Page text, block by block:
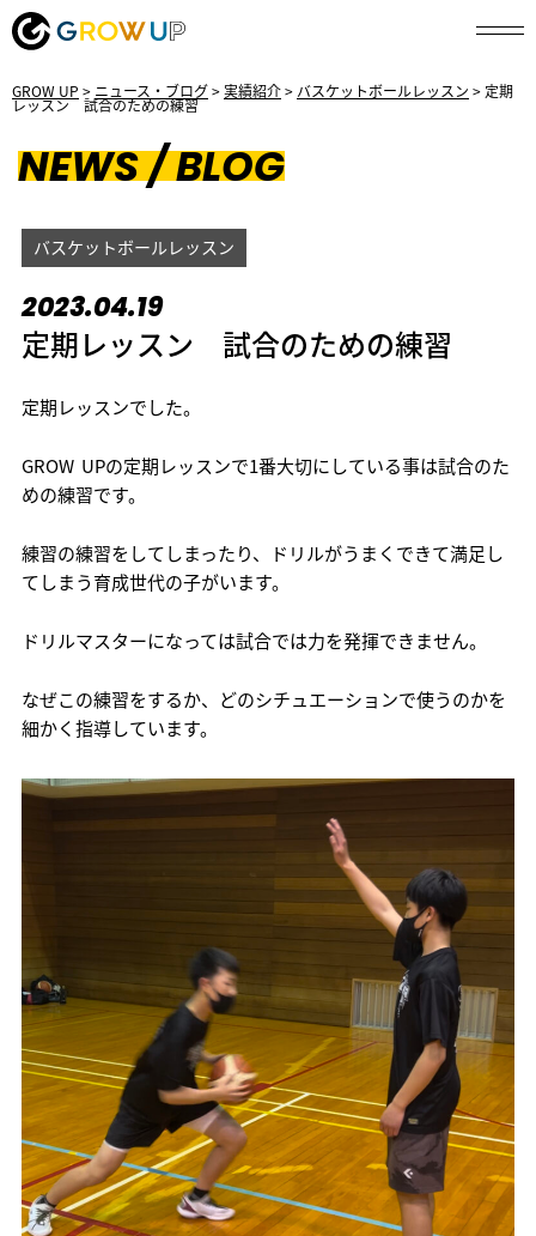
GROW UP > ニュース・ブログ>実績紹介> バスケットボールレッスン > 定期
レッスン 試合のための練習
NEWS / BLOG
バスケットボールレッスン
2023.04.19
定期レッスン 試合のための練習
定期レッスンでした。
GROW UPの定期レッスンで1番大切にしている事は試合のた
めの練習です。
練習の練習をしてしまったり、ドリルがうまくできて満足し
てしまう育成世代の子がいます。
ドリルマスターになっては試合では力を発揮できません。
なぜこの練習をするか、どのシチュエーションで使うのかを
細かく指導しています。